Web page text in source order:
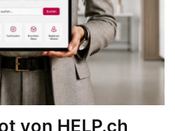
von HELP.ch